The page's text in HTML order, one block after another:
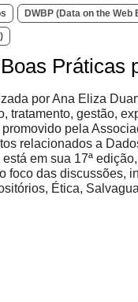
DWBP (Data on the
Práticas
por Ana Eliza
tratamento, gestão,
pela
relacionados a
em sua 17ª
foco das discussões,
Ética,